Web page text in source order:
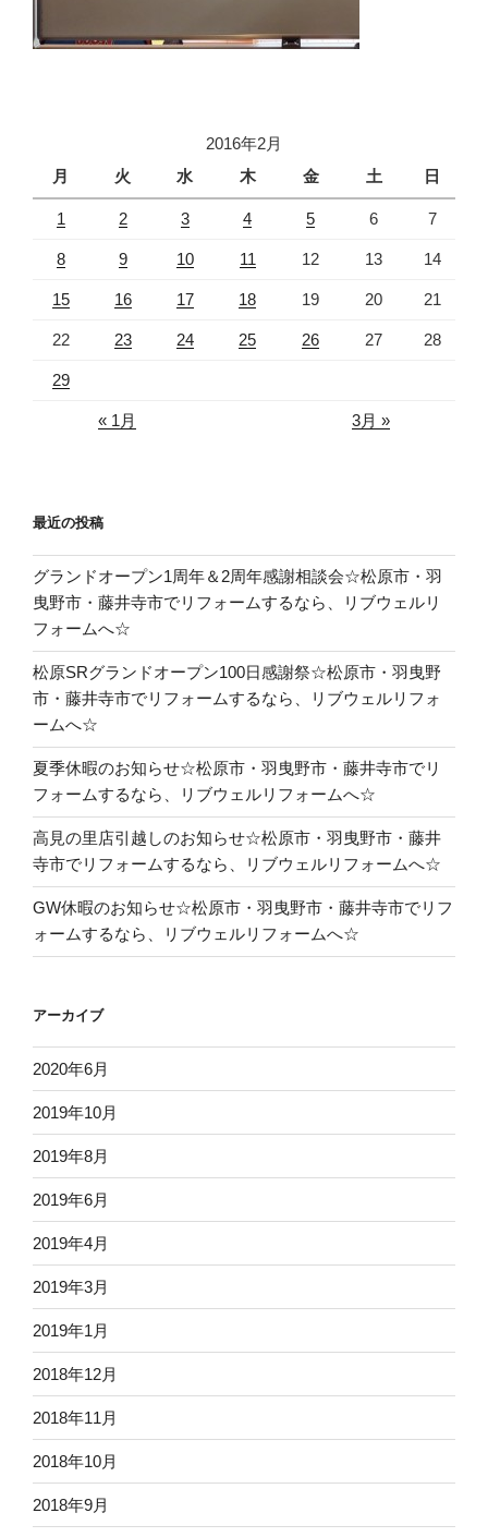
2016年2月
月
火 水 木 金 土 日
1 2 3 4 5 6 7
8 9 10 11 12 13 14
15 16 17 18 19 20 21
22 23 24 25 26 27 28
29
« 1月 3月 »
最近の投稿
グランドオープン1周年＆2周年感謝相談会☆松原市・羽
曳野市・藤井寺市でリフォームするなら、リブウェルリ
フォームへ☆
松原SRグランドオープン100日感謝祭☆松原市・羽曳野
市・藤井寺市でリフォームするなら、リブウェルリフォ
ームへ☆
夏季休暇のお知らせ☆松原市・羽曳野市・藤井寺市でリ
フォームするなら、リブウェルリフォームへ☆
高見の里店引越しのお知らせ☆松原市・羽曳野市・藤井
寺市でリフォームするなら、リブウェルリフォームへ☆
GW休暇のお知らせ☆松原市・羽曳野市・藤井寺市でリフ
ォームするなら、リブウェルリフォームへ☆
アーカイブ
2020年6月
2019年10月
2019年8月
2019年6月
2019年4月
2019年3月
2019年1月
2018年12月
2018年11月
2018年10月
2018年9月